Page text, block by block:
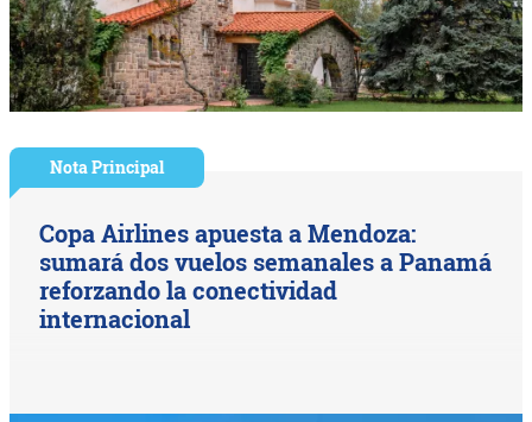
Nota Principal
Copa Airlines apuesta a Mendoza:
sumará dos vuelos semanales a Panamá
reforzando la conectividad
internacional